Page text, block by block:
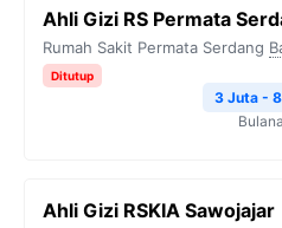
Ahli Gizi RS Permata
Rumah Sakit Permata Serdang
Ditutup
3 Juta -
Ahli Gizi RSKIA Sawojajar